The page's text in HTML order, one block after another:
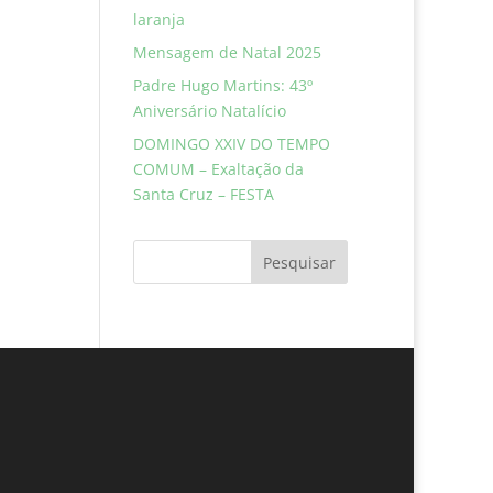
laranja
Mensagem de Natal 2025
Padre Hugo Martins: 43º
Aniversário Natalício
DOMINGO XXIV DO TEMPO
COMUM – Exaltação da
Santa Cruz – FESTA
Pesquisar